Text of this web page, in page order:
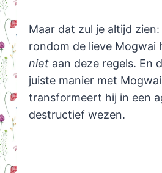
Maar dat zul je altijd
rondom de lieve Mogwai
nietaan deze regels. En
juiste manier met
transformeert hij in een
destructief wezen.